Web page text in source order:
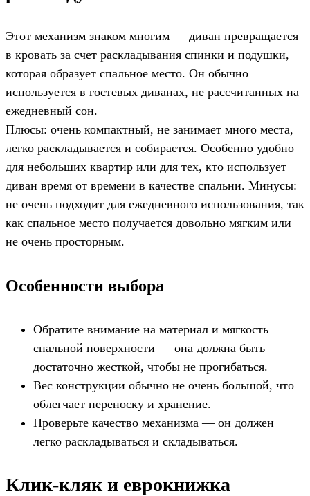
Этот механизм знаком многим — диван превращается
в кровать за счет раскладывания спинки и подушки,
которая образует спальное место. Он обычно
используется в гостевых диванах, не рассчитанных на
ежедневный сон.
Плюсы: очень компактный, не занимает много места,
легко раскладывается и собирается. Особенно удобно
для небольших квартир или для тех, кто использует
диван время от времени в качестве спальни. Минусы:
не очень подходит для ежедневного использования, так
как спальное место получается довольно мягким или
не очень просторным.
Особенности выбора
Обратите внимание на материал и мягкость
спальной поверхности — она должна быть
достаточно жесткой, чтобы не прогибаться.
Вес конструкции обычно не очень большой, что
облегчает переноску и хранение.
Проверьте качество механизма — он должен
легко раскладываться и складываться.
Клик-кляк и еврокнижка